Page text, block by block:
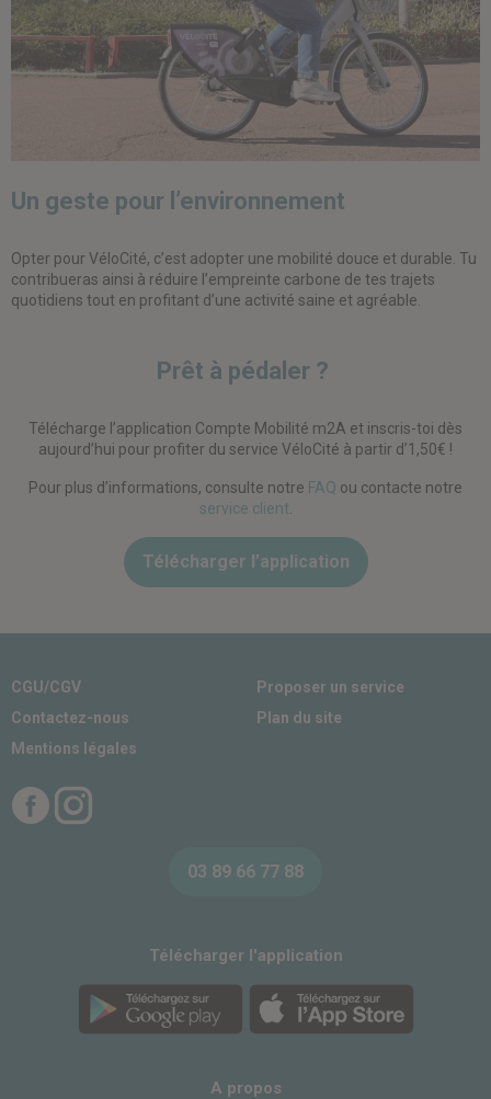
Un geste pour l’environnement
Opter pour VéloCité, c’est adopter une mobilité douce et durable. Tu
contribueras ainsi à réduire l’empreinte carbone de tes trajets
quotidiens tout en profitant d’une activité saine et agréable.
Prêt à pédaler ?
Télécharge l’application Compte Mobilité m2A et inscris-toi dès
aujourd’hui pour profiter du service VéloCité à partir d’1,50€ !
Pour plus d’informations, consulte notre FAQ ou contacte notre
service client
Télécharger l’application
CGU/CGV
Contactez-nous
Mentions légales
Proposer un service
Plan du site
03 89 66 77 88
Télécharger l'application
A propos